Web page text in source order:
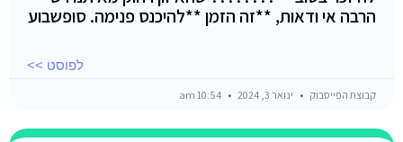
הרבה אי ודאות, **זה הזמן **להיכנס פנימה. סופשבוע
לפוסט >>
קבוצת הפייסבוק ינואר 3, 2024